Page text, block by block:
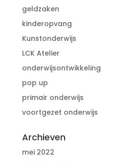
geldzaken
kinderopvang
Kunstonderwijs
LCK Atelier
onderwijsontwikkeling
pop up
primair onderwijs
voortgezet onderwijs
Archieven
mei 2022